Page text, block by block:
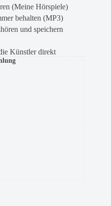
(Meine Hörspiele)
behalten (MP3)
und speichern
Künstler direkt